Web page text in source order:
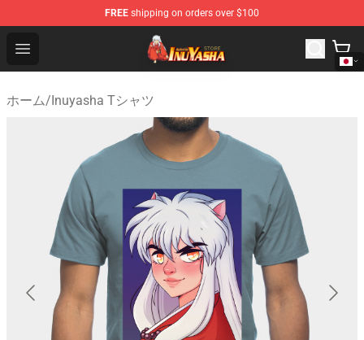
FREE shipping on orders over $100
Open menu
Inuyasha Store - Official Inuyasha Merchandise Shop
ホーム/Inuyasha Tシャツ